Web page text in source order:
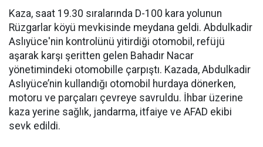
Kaza, saat 19.30 sıralarında D-100 kara yolunun
Rüzgarlar köyü mevkisinde meydana geldi. Abdulkadir
Aslıyüce'nin kontrolünü yitirdiği otomobil, refüjü
aşarak karşı şeritten gelen Bahadır Nacar
yönetimindeki otomobille çarpıştı. Kazada, Abdulkadir
Aslıyüce’nin kullandığı otomobil hurdaya dönerken,
motoru ve parçaları çevreye savruldu. İhbar üzerine
kaza yerine sağlık, jandarma, itfaiye ve AFAD ekibi
sevk edildi.